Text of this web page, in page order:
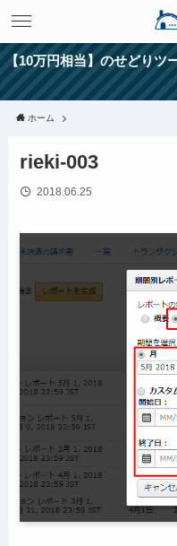
【10万円相当】のせどりツ
ホーム
rieki-003
2018.06.25